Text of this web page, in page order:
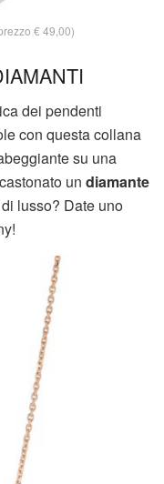
€ 49,00)
dei pendenti
con questa collana
su una
un diamante
lusso? Date uno